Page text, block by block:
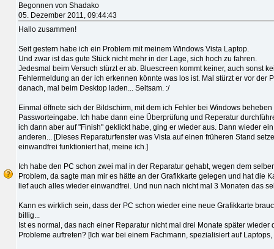
Begonnen von Shadako
05. Dezember 2011, 09:44:43
Hallo zusammen!
Seit gestern habe ich ein Problem mit meinem Windows Vista Laptop.
Und zwar ist das gute Stück nicht mehr in der Lage, sich hoch zu fahren.
Jedesmal beim Versuch stürzt er ab. Bluescreen kommt keiner, auch sonst
Fehlermeldung an der ich erkennen könnte was los ist. Mal stürzt er vor der
danach, mal beim Desktop laden... Seltsam. :/
Einmal öffnete sich der Bildschirm, mit dem ich Fehler bei Windows
Passworteingabe. Ich habe dann eine Überprüfung und Reperatur
ich dann aber auf "Finish" geklickt habe, ging er wieder aus. Dann wieder
anderen... [Dieses Reparaturfenster was Vista auf einen früheren Stand
einwandfrei funktioniert hat, meine ich.]
Ich habe den PC schon zwei mal in der Reparatur gehabt, wegen dem
Problem, da sagte man mir es hätte an der Grafikkarte gelegen und hat die
lief auch alles wieder einwandfrei. Und nun nach nicht mal 3 Monaten das
Kann es wirklich sein, dass der PC schon wieder eine neue Grafikkarte
billig...
Ist es normal, das nach einer Reparatur nicht mal drei Monate später wieder
Probleme auftreten? [Ich war bei einem Fachmann, spezialisiert auf